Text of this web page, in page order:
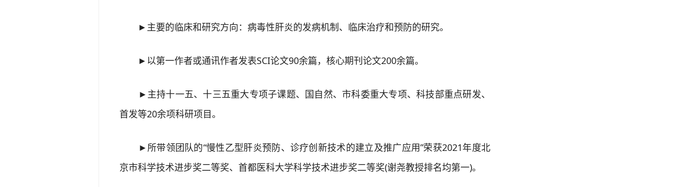
►主要的临床和研究方向：病毒性肝炎的发病机制、临床治疗和预防的研究。
►以第一作者或通讯作者发表SCI论文90余篇，核心期刊论文200余篇。
►主持十一五、十三五重大专项子课题、国自然、市科委重大专项、科技部重点研发、
首发等20余项科研项目。
►所带领团队的“慢性乙型肝炎预防、诊疗创新技术的建立及推广应用”荣获2021年度北
京市科学技术进步奖二等奖、首都医科大学科学技术进步奖二等奖(谢尧教授排名均第一)。